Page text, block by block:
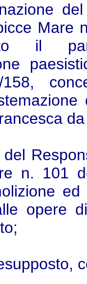
Mare
il
del
n. 101
opere